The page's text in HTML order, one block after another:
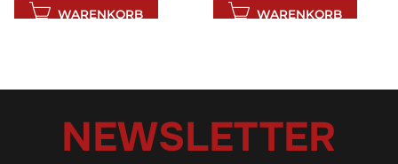
WARENKORB WARENKORB
NEWSLETTER